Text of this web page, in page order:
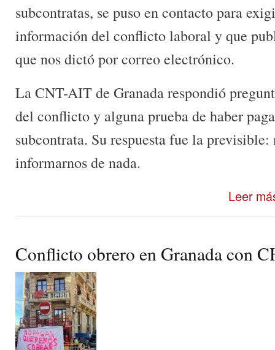
subcontratas, se puso en contacto para
información del conflicto laboral y que
que nos dictó por correo electrónico.
La CNT-AIT de Granada respondió
del conflicto y alguna prueba de haber
subcontrata. Su respuesta fue la
informarnos de nada.
Leer
Conflicto obrero en Granada con